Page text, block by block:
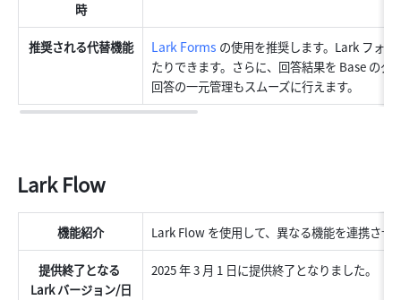
時
推奨される代替機能 Lark Forms の使用を推奨します。Lark フォ
たりできます。さらに、回答結果を Base の
回答の一元管理もスムーズに行えます。
Lark Flow
機能紹介 Lark Flow を使用して、異なる機能を連携させ
提供終了となる
Lark バージョン/日
2025 年 3 月 1 日に提供終了となりました。